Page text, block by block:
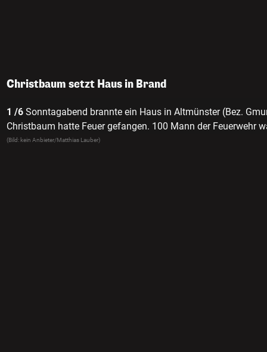
Christbaum setzt Haus in Brand
1 /6 Sonntagabend brannte ein Haus in Altmünster (Bez.
Christbaum hatte Feuer gefangen. 100 Mann der Feuerwehr
(Bild: kein Anbieter/Matthias Lauber)